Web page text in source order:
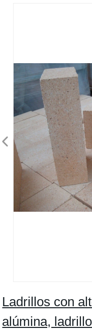
Ladrillos con
alúmina,